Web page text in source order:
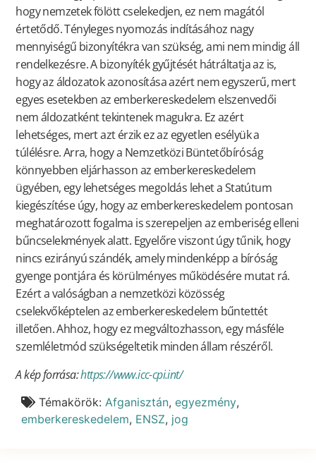
hogy nemzetek fölött cselekedjen, ez nem magától
értetődő. Tényleges nyomozás indításához nagy
mennyiségű bizonyítékra van szükség, ami nem mindig áll
rendelkezésre. A bizonyíték gyűjtését hátráltatja az is,
hogy az áldozatok azonosítása azért nem egyszerű, mert
egyes esetekben az emberkereskedelem elszenvedői
nem áldozatként tekintenek magukra. Ez azért
lehetséges, mert azt érzik ez az egyetlen esélyük a
túlélésre. Arra, hogy a Nemzetközi Büntetőbíróság
könnyebben eljárhasson az emberkereskedelem
ügyében, egy lehetséges megoldás lehet a Statútum
kiegészítése úgy, hogy az emberkereskedelem pontosan
meghatározott fogalma is szerepeljen az emberiség elleni
bűncselekmények alatt. Egyelőre viszont úgy tűnik, hogy
nincs ezirányú szándék, amely mindenképp a bíróság
gyenge pontjára és körülményes működésére mutat rá.
Ezért a valóságban a nemzetközi közösség
cselekvőképtelen az emberkereskedelem bűntettét
illetően. Ahhoz, hogy ez megváltozhasson, egy másféle
szemléletmód szükségeltetik minden állam részéről.
A kép forrása:https://www.icc-cpi.int/
Témakörök: Afganisztán, egyezmény,
emberkereskedelem, ENSZ, jog